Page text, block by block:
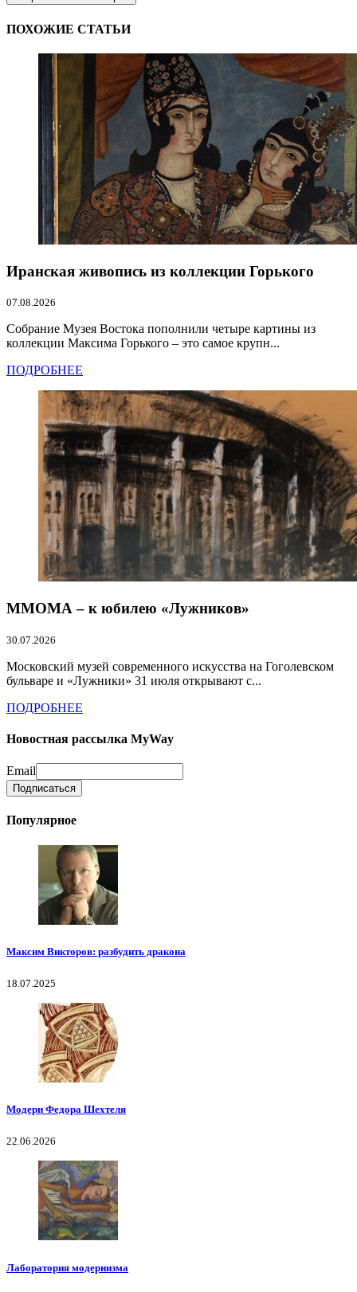
ПОХОЖИЕ СТАТЬИ
Иранская живопись из коллекции Горького
07.08.2026
Собрание Музея Востока пополнили четыре картины из
коллекции Максима Горького – это самое крупн...
ПОДРОБНЕЕ
ММОМА – к юбилею «Лужников»
30.07.2026
Московский музей современного искусства на Гоголевском
бульваре и «Лужники» 31 июля открывают с...
ПОДРОБНЕЕ
Новостная рассылка MyWay
Email
Популярное
Максим Викторов: разбудить дракона
18.07.2025
Модерн Федора Шехтеля
22.06.2026
Лаборатория модернизма